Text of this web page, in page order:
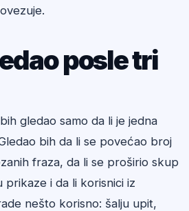
posle tri
gledao samo da li je jedna
bih da li se povećao broj
fraza, da li se proširio skup
prikaze i da li korisnici iz
nešto korisno: šalju upit,